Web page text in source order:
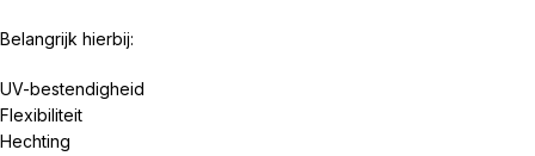
Belangrijk hierbij:
UV-bestendigheid
Flexibiliteit
Hechting